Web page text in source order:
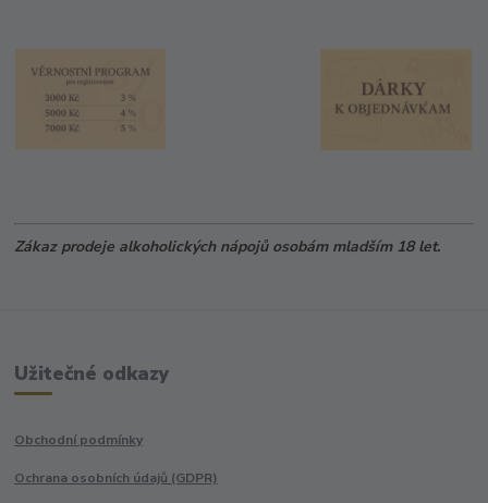
Zákaz prodeje alkoholických nápojů osobám mladším 18 let.
Užitečné odkazy
Obchodní podmínky
Ochrana osobních údajů (GDPR)